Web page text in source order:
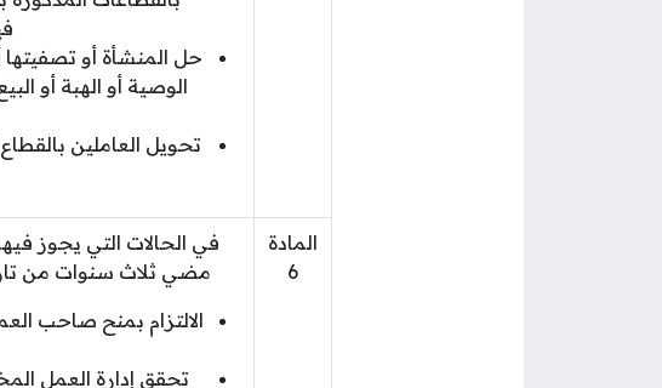
حل المنشأة أو تصفيتها
الوصية أو الهبة أو
تحويل العاملين
المادة
6
في الحالات التي يجوز
مضي ثلاث سنوات من
تحقق إدارة العمل